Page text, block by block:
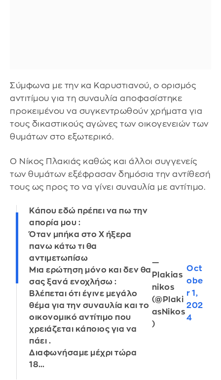
Σύμφωνα με την κα Καρυστιανού, ο ορισμός
αντιτίμου για τη συναυλία αποφασίστηκε
προκειμένου να συγκεντρωθούν χρήματα για
τους δικαστικούς αγώνες των οικογενειών των
θυμάτων στο εξωτερικό.
Ο Νίκος Πλακιάς καθώς και άλλοι συγγενείς
των θυμάτων εξέφρασαν δημόσια την αντίθεσή
τους ως προς το να γίνει συναυλία με αντίτιμο.
Κάπου εδώ πρέπει να πω την
απορία μου :
Όταν μπήκα στο Χ ήξερα
πανω κάτω τι θα
αντιμετωπίσω
Μια ερώτηση μόνο και δεν θα
σας ξανά ενοχλήσω :
Βλέπεται ότι έγινε μεγάλο
θέμα για την συναυλία και το
οικονομικό αντίτιμο που
χρειάζεται κάποιος για να
πάει .
Διαφωνήσαμε μέχρι τώρα
18…
—
Plakias
nikos
(@Plaki
asNikos
)
Oct
obe
r 1,
202
4